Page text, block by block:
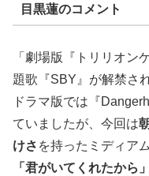
目黒蓮のコメント
「劇場版『トリリオン
題歌『SBY』が解禁さ
ドラマ版では『
ていましたが、今回は
けさ を持ったミディア
「君がいてくれたから